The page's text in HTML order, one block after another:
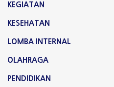
KEGIATAN
KESEHATAN
LOMBA INTERNAL
OLAHRAGA
PENDIDIKAN